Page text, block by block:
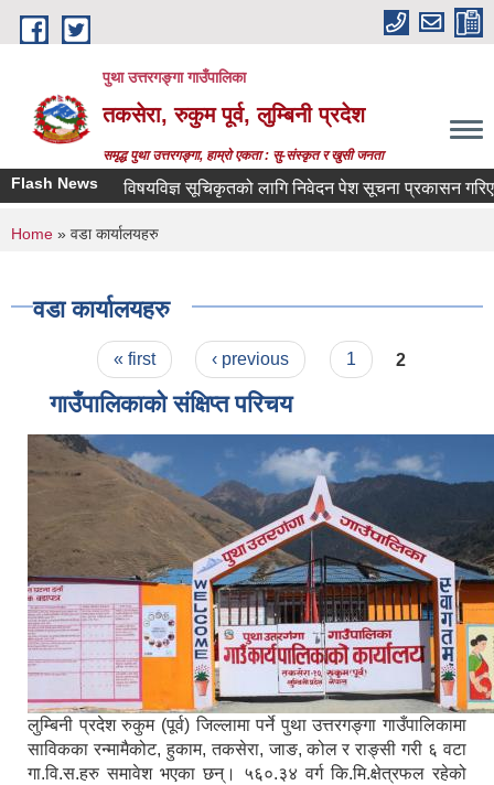
Skip to main content
पुथा उत्तरगङ्गा गाउँपालिका
तकसेरा, रुकुम पूर्व, लुम्बिनी प्रदेश
समृद्ध पुथा उत्तरगङ्गा, हाम्रो एकता : सु-संस्कृत र खुसी जनता
Flash Newsविषयविज्ञ सूचिकृतको लागि निवेदन पेश सूचना प्रकासन गरिएको
You are here
Home » वडा कार्यालयहरु
वडा कार्यालयहरु
Pages« first ‹ previous 1 2
गाउँपालिकाको संक्षिप्त परिचय
लुम्बिनी प्रदेश रुकुम (पूर्व) जिल्लामा पर्ने पुथा उत्तरगङ्गा गाउँपालिकामा
साविकका रन्मामैकोट, हुकाम, तकसेरा, जाङ, कोल र राङ्सी गरी ६ वटा
गा.वि.स.हरु समावेश भएका छन्। ५६०.३४ वर्ग कि.मि.क्षेत्रफल रहेको